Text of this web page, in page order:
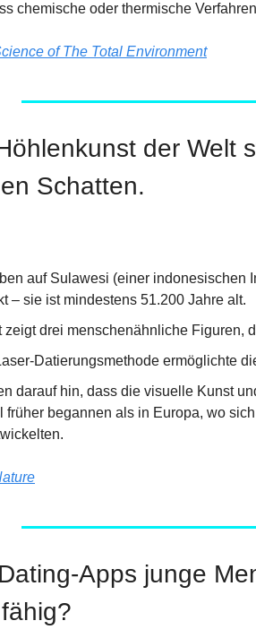
chemische oder thermische
of The Total Environment
der Welt
Schatten.
auf Sulawesi (einer indonesischen
– sie ist mindestens 51.200 Jahre alt.
zeigt drei menschenähnliche Figuren,
Datierungsmethode ermöglichte
darauf hin, dass die visuelle Kunst
früher begannen als in Europa, wo
Apps junge